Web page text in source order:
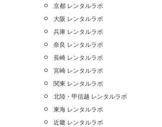
京都 レンタルラボ
大阪 レンタルラボ
兵庫 レンタルラボ
奈良 レンタルラボ
長崎 レンタルラボ
宮崎 レンタルラボ
関東 レンタルラボ
北陸・甲信越 レンタルラボ
東海 レンタルラボ
近畿 レンタルラボ